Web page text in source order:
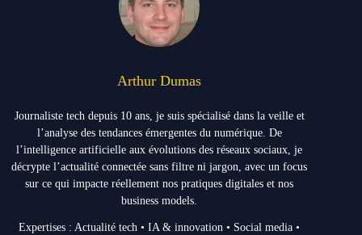
Arthur Dumas
Journaliste tech depuis 10 ans, je suis spécialisé dans la veille et
l’analyse des tendances émergentes du numérique. De
l’intelligence artificielle aux évolutions des réseaux sociaux, je
décrypte l’actualité connectée sans filtre ni jargon, avec un focus
sur ce qui impacte réellement nos pratiques digitales et nos
business models.
Expertises : Actualité tech • IA & innovation • Social media •